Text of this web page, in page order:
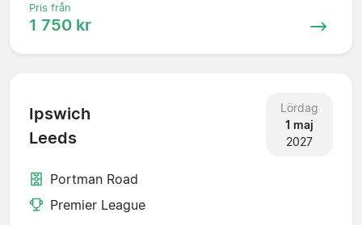
Pris från
1 750 kr
Ipswich
Leeds
Lördag
1 maj
2027
Portman Road
Premier League